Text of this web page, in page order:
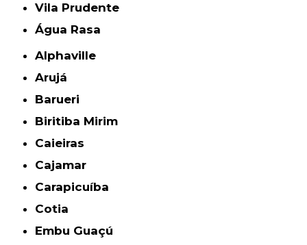
Vila Prudente
Água Rasa
Alphaville
Arujá
Barueri
Biritiba Mirim
Caieiras
Cajamar
Carapicuíba
Cotia
Embu Guaçú